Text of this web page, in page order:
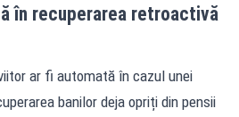
în recuperarea retroactivă
ar fi automată în cazul unei
banilor deja opriți din pensii